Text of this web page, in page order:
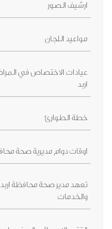
ارشيف الصور
مواعيد اللجان
عيادات الاختصاص في المراكز
خطة الطوارئ
اوقات دوام مديرية صحة محافظة اربد
تعهد مدير صحة محافظة اربد
والخدمات